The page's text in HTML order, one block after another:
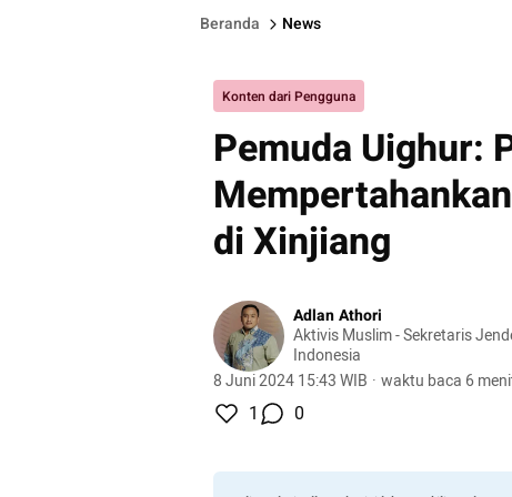
Beranda News
Konten dari Pengguna
Pemuda Uighur:
di Xinjiang
Adlan Athori
Aktivis Muslim - Sekretaris
Indonesia
8 Juni 2024 15:43 WIB · waktu baca 6
1 0